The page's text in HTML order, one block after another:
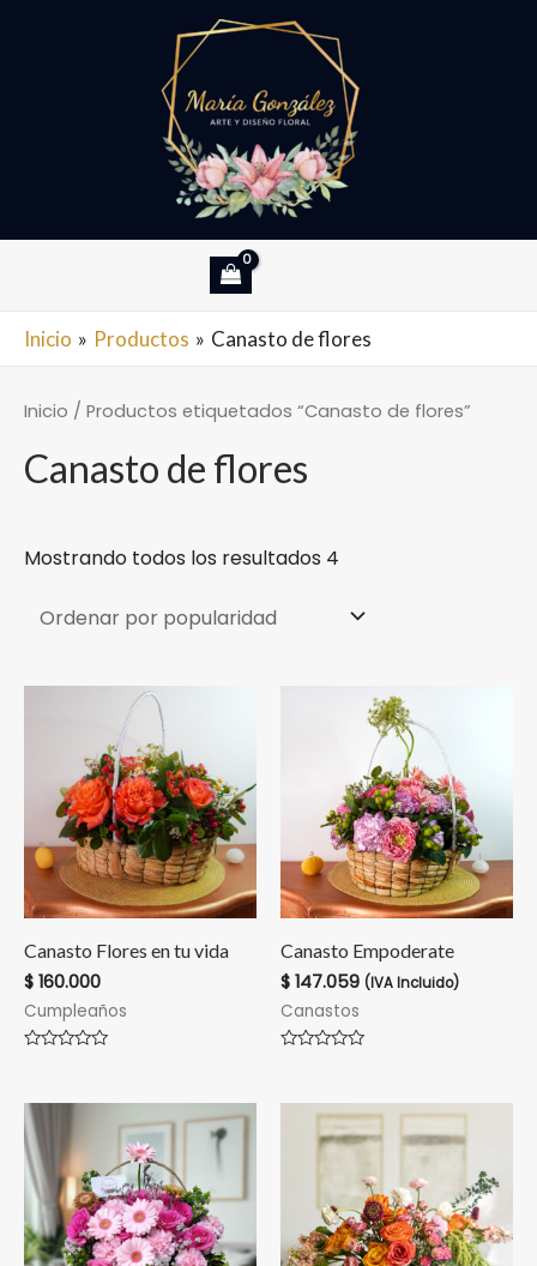
MENU
Inicio Productos Canasto de flores
Inicio / Productos etiquetados “Canasto de flores”
Canasto de flores
Mostrando todos los resultados 4
Canasto Flores en tu vida
$ 160.000
Cumpleaños
de
5
Canasto Empoderate
$ 147.059 (IVA Incluido)
Canastos
de